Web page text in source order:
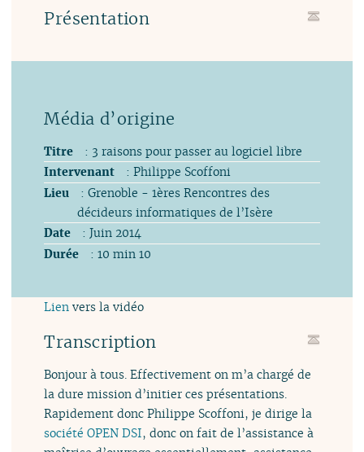
Présentation
Titre
: 3 raisons pour passer au logiciel libre
Intervenant
: Philippe Scoffoni
Lieu
: Grenoble - 1ères Rencontres des
décideurs informatiques de l’Isère
Date
: Juin 2014
Durée
: 10 min 10
Lien vers la vidéo
Transcription
Bonjour à tous. Effectivement on m’a chargé de
la dure mission d’initier ces présentations.
Rapidement donc Philippe Scoffoni, je dirige la
société OPEN DSI, donc on fait de l’assistance à